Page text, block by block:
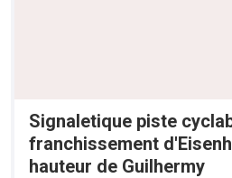
Signaletique piste
franchissement
hauteur de Guilhermy